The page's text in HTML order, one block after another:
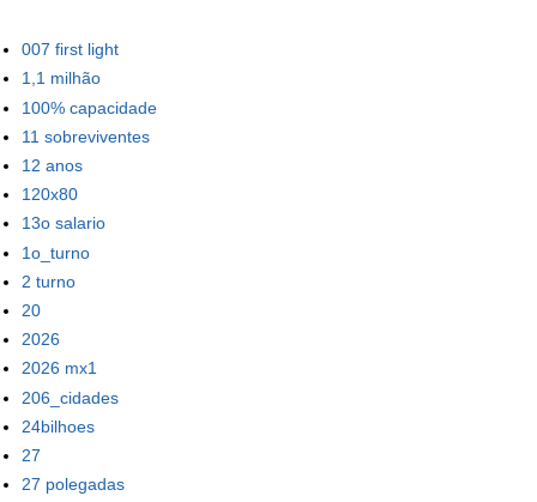
007 first light
1,1 milhão
100% capacidade
11 sobreviventes
12 anos
120x80
13o salario
1o_turno
2 turno
20
2026
2026 mx1
206_cidades
24bilhoes
27
27 polegadas